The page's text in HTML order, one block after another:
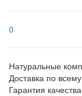
0
Натуральные
Доставка по
Гарантия качества